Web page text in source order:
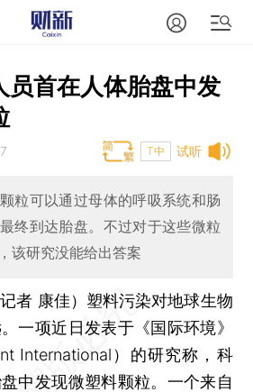
员首在人体胎盘中发
试听
T中
粒可以通过母体的呼吸系统和肠
终到达胎盘。不过对于这些微粒
该研究没能给出答案
者 康佳） 塑料污染对地球生物
一项近日发表于《国际环境》
International）的研究称，科
中发现微塑料颗粒。一个来自